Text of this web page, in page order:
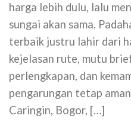
harga lebih dulu, lalu
sungai akan sama.
terbaik justru lahir dari
kejelasan rute, mutu
perlengkapan, dan
pengarungan tetap
Caringin, Bogor, […]